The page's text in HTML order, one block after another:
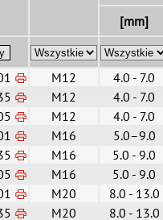
[mm]
M12 4.0 - 7.0
M12 4.0 - 7.0
M12 4.0 - 7.0
M16 5.0–9.0
M16 5.0 - 9.0
M16 5.0 - 9.0
M20 8.0 - 13.0
M20 8.0 - 13.0